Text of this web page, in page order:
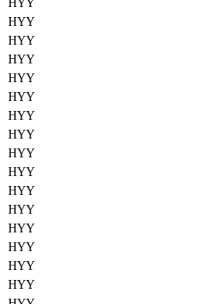
HYY
HYY
HYY
HYY
HYY
HYY
HYY
HYY
HYY
HYY
HYY
HYY
HYY
HYY
HYY
HYY